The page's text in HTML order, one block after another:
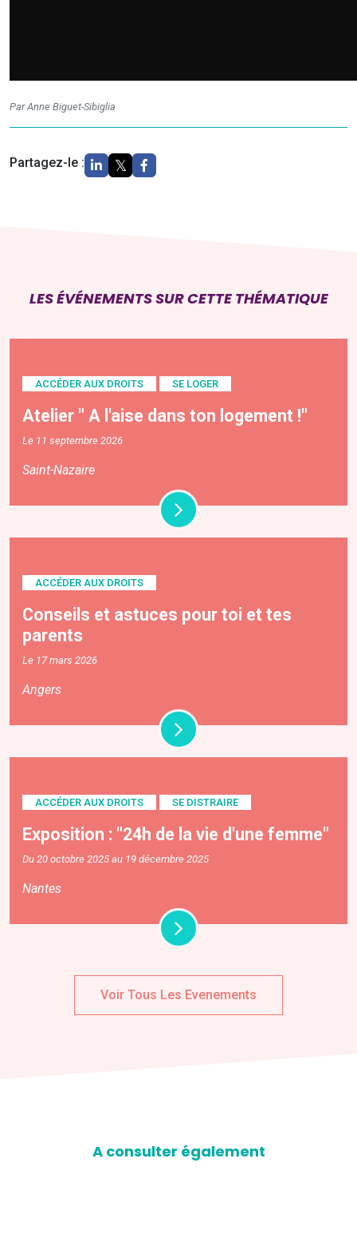
Par Anne Biguet-Sibiglia
Partagez-le :
LES ÉVÉNEMENTS SUR CETTE THÉMATIQUE
ACCÉDER AUX DROITS SE LOGER
Atelier " A l'aise dans ton logement !"
Le 11 septembre 2026
Saint-Nazaire
ACCÉDER AUX DROITS
Conseils et astuces pour toi et tes
parents
Le 17 mars 2026
Angers
ACCÉDER AUX DROITS SE DISTRAIRE
Exposition : "24h de la vie d'une femme"
Du 20 octobre 2025 au 19 décembre 2025
Nantes
Voir Tous Les Evenements
A consulter également